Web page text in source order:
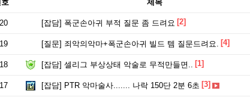
호 제목
[잡담] 폭군손아귀 부적 질문 좀 드려요 [2]
[질문] 죄악의악마+폭군손아귀 빌드 템 질문드려요. [4]
[잡담] 셀리그 부상상태 악술로 무적만들면.. [1]
[잡담] PTR 악마술사....... 나락 150단 2분 6초 [3]